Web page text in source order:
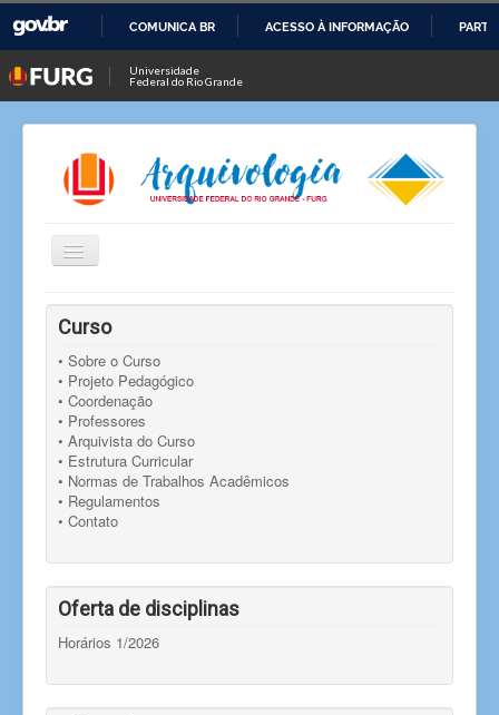
O
CONTEÚDO
COMUNICA BR ACESSO À INFORMAÇÃO
Universidade
Federal do Rio Grande
Alternar
Navegação
Você está aqui:
Resultado das eleições para a coordenação do curso de
Arquivologia
Curso
• Sobre o Curso
• Projeto Pedagógico
• Coordenação
• Professores
• Arquivista do Curso
• Estrutura Curricular
• Normas de Trabalhos Acadêmicos
• Regulamentos
• Contato
Oferta de disciplinas
Horários 1/2026